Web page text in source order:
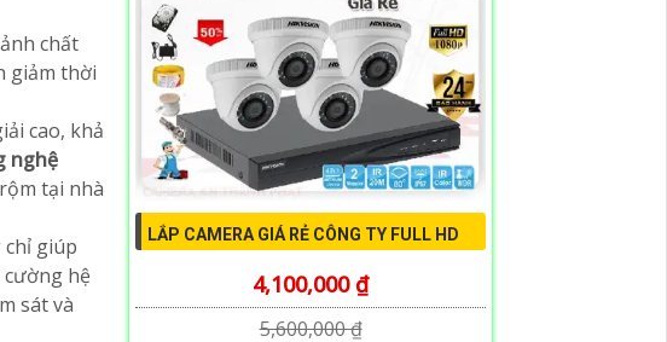
chất
giảm thời
cao, khả
nghệ
tại nhà
giúp
cường hệ
sát và
LẮP CAMERA GIÁ RẺ CÔNG TY FULL HD
4,100,000 ₫
5,600,000 ₫